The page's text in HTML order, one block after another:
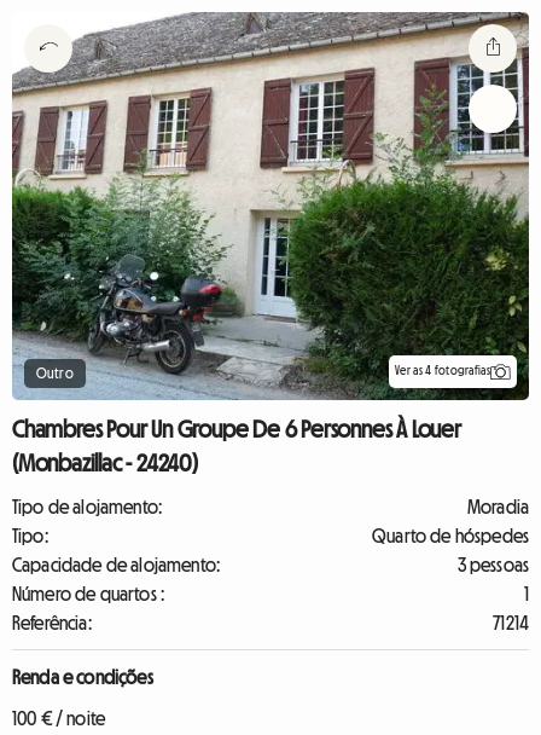
Outro Ver as 4 fotografias
Chambres Pour Un Groupe De 6 Personnes À Louer
(Monbazillac - 24240)
Tipo de alojamento:
Moradia
Tipo:
Quarto de hóspedes
Capacidade de alojamento:
3 pessoas
Número de quartos :
1
Referência:
71214
Renda e condições
100 € / noite